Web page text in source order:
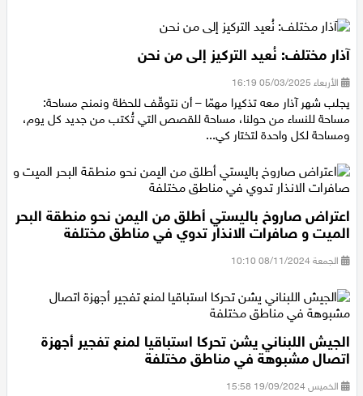
مقالات
مطبخ
صحة وطب
مجلة الحمرا
جمال وازياء
تكنولوجيا
فن
ستوديو انتخابات 2022
آذار مختلف: نُعيد التركيز إلى من نحن
الأربعاء 05/03/2025 16:19
يجلب شهر آذار معه تذكيرا مهمّا – أن نتوقّف للحظة ونمنح مساحة:
مساحة للنساء من حولنا، مساحة للقصص التي تُكتب من جديد كل يوم،
اعتراض صاروخ باليستي أطلق من اليمن نحو منطقة البحر
الميت و صافرات الانذار تدوي في مناطق مختلفة
الجيش اللبناني يشن تحركا استباقيا لمنع تفجير أجهزة
اتصال مشبوهة في مناطق مختلفة